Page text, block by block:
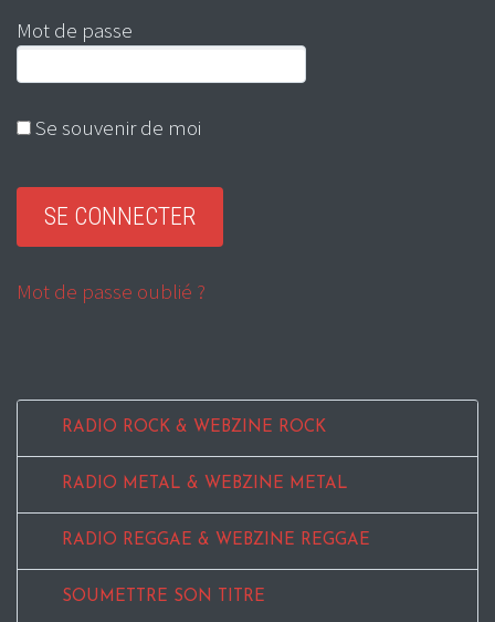
Mot de passe
Se souvenir de moi
Mot de passe oublié ?
RADIO ROCK & WEBZINE ROCK
RADIO METAL & WEBZINE METAL
RADIO REGGAE & WEBZINE REGGAE
SOUMETTRE SON TITRE